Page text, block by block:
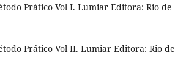
Prático Vol I. Lumiar Editora: Rio de
Prático Vol II. Lumiar Editora: Rio de